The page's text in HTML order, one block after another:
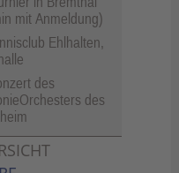
mit Anmeldung)
Ehlhalten,
des
des